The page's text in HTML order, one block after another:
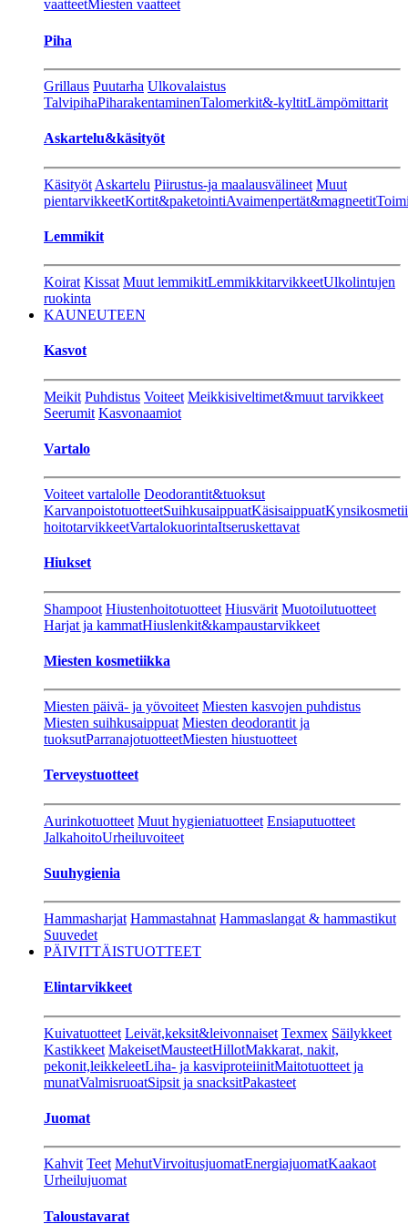
vaatteetMiesten vaatteet
Piha
Grillaus Puutarha Ulkovalaistus
TalvipihaPiharakentaminenTalomerkit&-kyltitLämpömittarit
Askartelu&käsityöt
Käsityöt Askartelu Piirustus-ja maalausvälineet Muut
pientarvikkeetKortit&paketointiAvaimenpertät&magneetit
Lemmikit
Koirat Kissat Muut lemmikitLemmikkitarvikkeetUlkolintujen
ruokinta
KAUNEUTEEN
Kasvot
Meikit Puhdistus Voiteet Meikkisiveltimet&muut tarvikkeet
Seerumit Kasvonaamiot
Vartalo
Voiteet vartalolle Deodorantit&tuoksut
KarvanpoistotuotteetSuihkusaippuatKäsisaippuat
hoitotarvikkeetVartalokuorintaItseruskettavat
Hiukset
Shampoot Hiustenhoitotuotteet Hiusvärit Muotoilutuotteet
Harjat ja kammatHiuslenkit&kampaustarvikkeet
Miesten kosmetiikka
Miesten päivä- ja yövoiteet Miesten kasvojen puhdistus
Miesten suihkusaippuat Miesten deodorantit ja
tuoksutParranajotuotteetMiesten hiustuotteet
Terveystuotteet
Aurinkotuotteet Muut hygieniatuotteet Ensiaputuotteet
JalkahoitoUrheiluvoiteet
Suuhygienia
Hammasharjat Hammastahnat Hammaslangat & hammastikut
Suuvedet
PÄIVITTÄISTUOTTEET
Elintarvikkeet
Kuivatuotteet Leivät,keksit&leivonnaiset Texmex Säilykkeet
Kastikkeet MakeisetMausteetHillotMakkarat, nakit,
pekonit,leikkeleetLiha- ja kasviproteiinitMaitotuotteet ja
munatValmisruoatSipsit ja snacksitPakasteet
Juomat
Kahvit Teet MehutVirvoitusjuomatEnergiajuomatKaakaot
Urheilujuomat
Taloustavarat